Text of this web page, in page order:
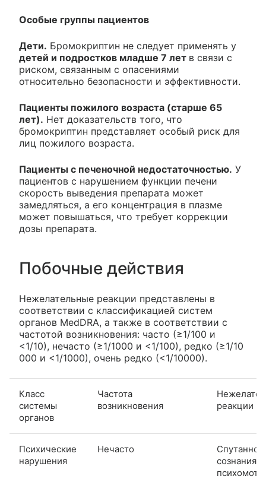
Особые группы пациентов
Дети. Бромокриптин не следует применять у
детей и подростков младше 7 лет в связи с
риском, связанным с опасениями
относительно безопасности и эффективности.
Пациенты пожилого возраста (старше 65
лет). Нет доказательств того, что
бромокриптин представляет особый риск для
лиц пожилого возраста.
Пациенты с печеночной недостаточностью. У
пациентов с нарушением функции печени
скорость выведения препарата может
замедляться, а его концентрация в плазме
может повышаться, что требует коррекции
дозы препарата.
Побочные действия
Нежелательные реакции представлены в
соответствии с классификацией систем
органов MedDRA, а также в соответствии с
частотой возникновения: часто (≥1/100 и
<1/10), нечасто (≥1/1000 и <1/100), редко (≥1/10
000 и <1/1000), очень редко (<1/10000).
Класс
системы
органов
Частота
возникновения
реакции
Психические
нарушения
Нечасто
сознания,